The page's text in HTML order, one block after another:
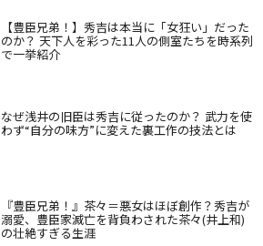
【豊臣兄弟！】秀吉は本当に「女狂い」だった
のか？ 天下人を彩った11人の側室たちを時系列
で一挙紹介
なぜ浅井の旧臣は秀吉に従ったのか？ 武力を使
わず“自分の味方”に変えた裏工作の技法とは
『豊臣兄弟！』茶々＝悪女はほぼ創作？秀吉が
溺愛、豊臣家滅亡を背負わされた茶々(井上和)
の壮絶すぎる生涯